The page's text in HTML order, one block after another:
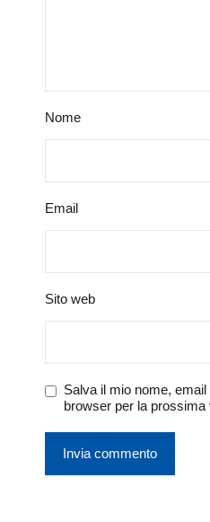
Nome
Email
Sito web
Salva il mio nome,
browser per la